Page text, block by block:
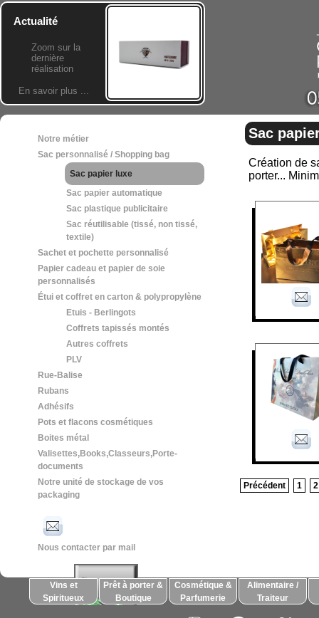
Actualité
Zoom sur la
dernière
réalisation
En savoir plus ...
Notre métier
Sac personnalisé / Shopping bag
Sac papier luxe
Sac papier automatique
Sac plastique publicitaire
Sac réutilisable (tissé, non tissé,
textile)
Sachet et pochette personnalisé
Papier cadeau et papier de soie
personnalisés
Étui et coffret en carton & polypropylène
Etuis - Berlingots
Coffrets tapissés montés
Autres coffrets
PLV
Rue-Balise
Rubans
Adhésifs
Pots et flacons cosmétiques
Boites métal
Valisettes,Books,Classeurs,Porte-
documents
Notre unité de stockage de vos
packaging
Nous contacter par mail
Sac
Création de
porter...
Précédent 1 2
Vins et
Spiritueux
Prêt à porter &
Boutique
Cosmétique &
Parfumerie
Alimentaire /
Traiteur